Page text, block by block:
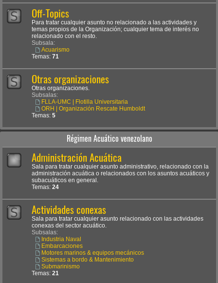
Off-Topics
Para tratar cualquier asunto no relacionado a las actividades y
temas propios de la Organización; cualquier tema de interés no
relacionado con el resto.
Subsala:
Acuarismo
Temas: 71
Otras organizaciones
Otras organizaciones.
Subsalas:
FLLA-UMC | Flotilla Universitaria
ORH | Organización Rescate Humboldt
Temas: 5
Régimen Acuático venezolano
Administración Acuática
Sala para tratar cualquier asunto administrativo, relacionado con la
administración acuática o relacionados con los asuntos acuáticos y
subacuáticos en general.
Temas: 24
Actividades conexas
Sala para tratar cualquier asunto relacionado con las actividades
conexas del sector acuático.
Subsalas:
Industria Naval
Embarcaciones
Motores marinos & equipos mecánicos
Sistemas a bordo & Mantenimiento
Submarinismo
Temas: 21